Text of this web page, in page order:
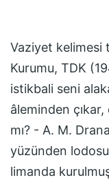
Vaziyet kelimesi
Kurumu, TDK
istikbali seni
âleminden
mı? - A. M.
yüzünden
limanda